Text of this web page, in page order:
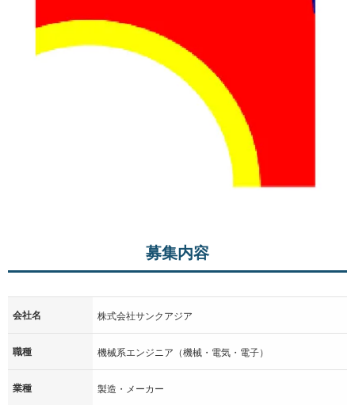
募集内容
会社名 株式会社サンクアジア
職種 機械系エンジニア（機械・電気・電子）
業種 製造・メーカー